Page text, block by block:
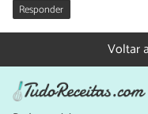
Responder
Voltar